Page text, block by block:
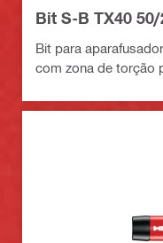
Bit S-B TX40 50/
Bit para
com zona de torção